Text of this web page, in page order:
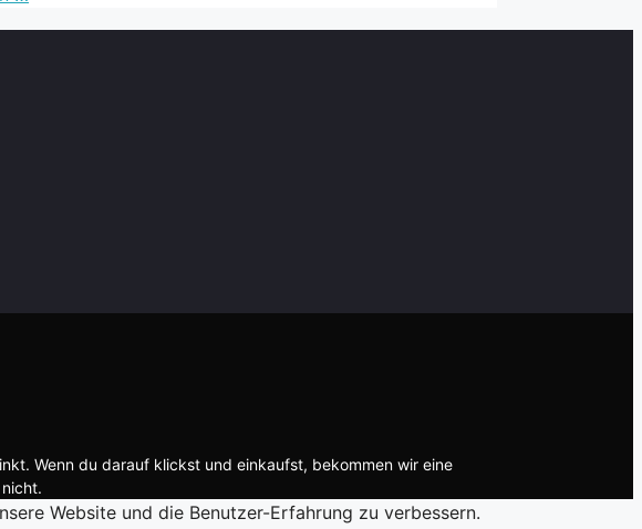
Wenn du darauf klickst und einkaufst, bekommen wir eine
Website und die Benutzer-Erfahrung zu verbessern.